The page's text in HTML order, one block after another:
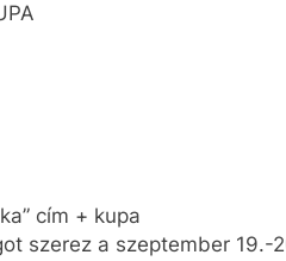
cím + kupa
szerez a szeptember 19.-